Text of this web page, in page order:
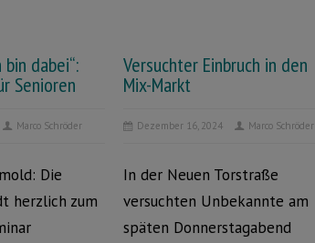
dabei“:
Senioren
Marco Schröder
Die
herzlich zum
Versuchter Einbruch in den
Mix-Markt
Dezember 16, 2024 Marco Schröder
In der Neuen Torstraße
versuchten Unbekannte am
späten Donnerstagabend